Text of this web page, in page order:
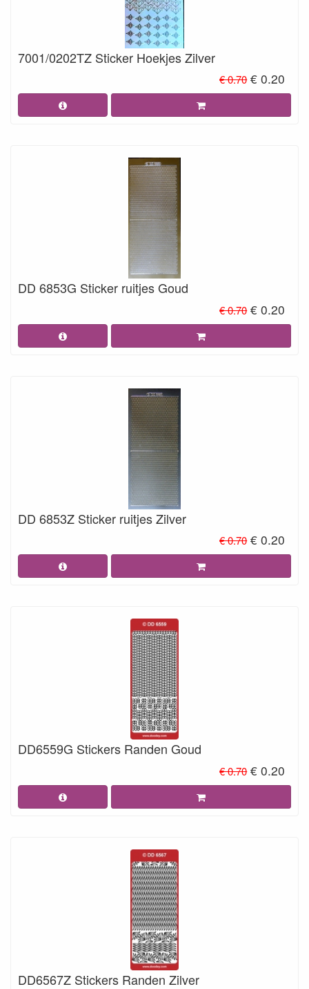
7001/0202TZ Sticker Hoekjes Zilver
€ 0.70 € 0.20
DD 6853G Sticker ruitjes Goud
€ 0.70 € 0.20
DD 6853Z Sticker ruitjes Zilver
€ 0.70 € 0.20
DD6559G Stickers Randen Goud
€ 0.70 € 0.20
DD6567Z Stickers Randen Zilver